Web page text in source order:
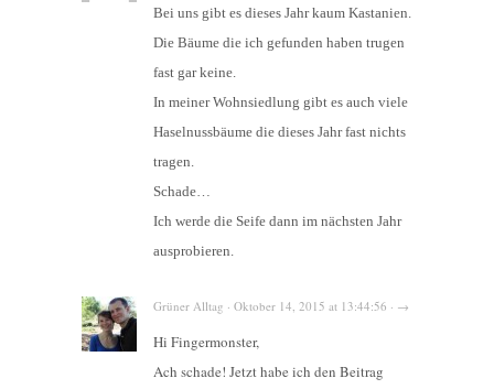
Bei uns gibt es dieses Jahr kaum Kastanien.
Die Bäume die ich gefunden haben trugen
fast gar keine.
In meiner Wohnsiedlung gibt es auch viele
Haselnussbäume die dieses Jahr fast nichts
tragen.
Schade…
Ich werde die Seife dann im nächsten Jahr
ausprobieren.
Grüner Alltag · Oktober 14, 2015 at 13:44:56 · →
Hi Fingermonster,
Ach schade! Jetzt habe ich den Beitrag